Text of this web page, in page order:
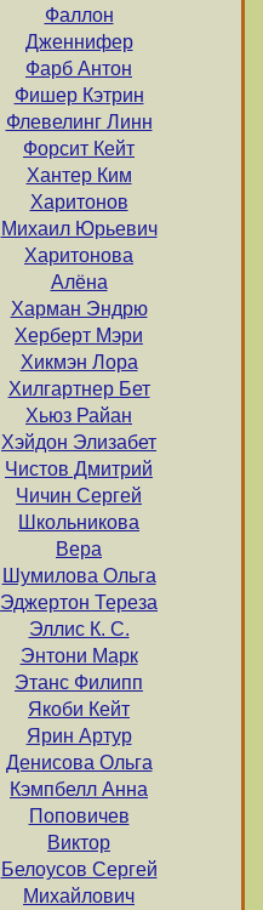
Фаллон
Дженнифер
Фарб Антон
Фишер Кэтрин
Флевелинг Линн
Форсит Кейт
Хантер Ким
Харитонов
Михаил Юрьевич
Харитонова
Алёна
Харман Эндрю
Херберт Мэри
Хикмэн Лора
Хилгартнер Бет
Хьюз Райан
Хэйдон Элизабет
Чистов Дмитрий
Чичин Сергей
Школьникова
Вера
Шумилова Ольга
Эджертон Тереза
Эллис К. С.
Энтони Марк
Этанс Филипп
Якоби Кейт
Ярин Артур
Денисова Ольга
Кэмпбелл Анна
Поповичев
Виктор
Белоусов Сергей
Михайлович